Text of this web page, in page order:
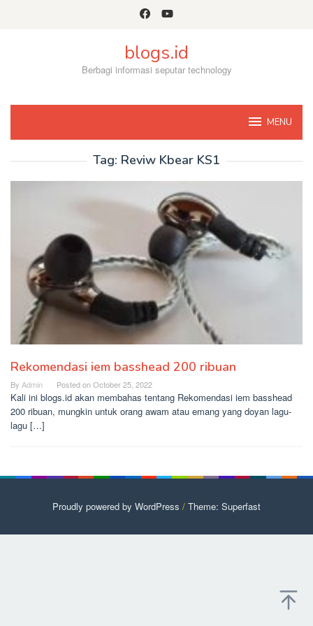
blogs.id
Berbagi informasi seputar technology
MENU
Tag: Reviw Kbear KS1
Rekomendasi iem basshead 200 ribuan
By Admin Posted onOctober 25, 2022
Kali ini blogs.id akan membahas tentang Rekomendasi iem basshead
200 ribuan, mungkin untuk orang awam atau emang yang doyan lagu-
lagu […]
Proudly powered by WordPress / Theme: Superfast